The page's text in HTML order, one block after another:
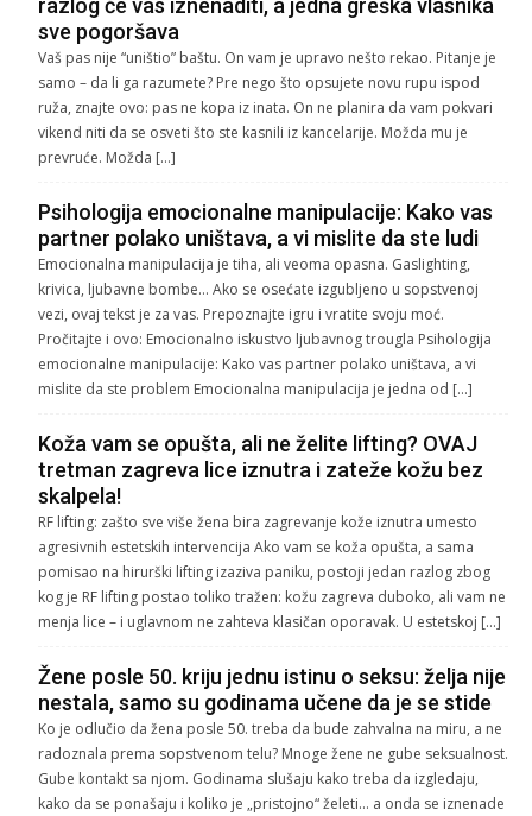
razlog će vas iznenaditi, a jedna greška vlasnika
sve pogoršava
Vaš pas nije “uništio” baštu. On vam je upravo nešto rekao. Pitanje je
samo – da li ga razumete? Pre nego što opsujete novu rupu ispod
ruža, znajte ovo: pas ne kopa iz inata. On ne planira da vam pokvari
vikend niti da se osveti što ste kasnili iz kancelarije. Možda mu je
prevruće. Možda […]
Psihologija emocionalne manipulacije: Kako vas
partner polako uništava, a vi mislite da ste ludi
Emocionalna manipulacija je tiha, ali veoma opasna. Gaslighting,
krivica, ljubavne bombe… Ako se osećate izgubljeno u sopstvenoj
vezi, ovaj tekst je za vas. Prepoznajte igru i vratite svoju moć.
Pročitajte i ovo: Emocionalno iskustvo ljubavnog trougla Psihologija
emocionalne manipulacije: Kako vas partner polako uništava, a vi
mislite da ste problem Emocionalna manipulacija je jedna od […]
Koža vam se opušta, ali ne želite lifting? OVAJ
tretman zagreva lice iznutra i zateže kožu bez
skalpela!
RF lifting: zašto sve više žena bira zagrevanje kože iznutra umesto
agresivnih estetskih intervencija Ako vam se koža opušta, a sama
pomisao na hirurški lifting izaziva paniku, postoji jedan razlog zbog
kog je RF lifting postao toliko tražen: kožu zagreva duboko, ali vam ne
menja lice – i uglavnom ne zahteva klasičan oporavak. U estetskoj […]
Žene posle 50. kriju jednu istinu o seksu: želja nije
nestala, samo su godinama učene da je se stide
Ko je odlučio da žena posle 50. treba da bude zahvalna na miru, a ne
radoznala prema sopstvenom telu? Mnoge žene ne gube seksualnost.
Gube kontakt sa njom. Godinama slušaju kako treba da izgledaju,
kako da se ponašaju i koliko je „pristojno“ želeti… a onda se iznenade